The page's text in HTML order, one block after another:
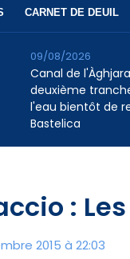
CARNET DE DEUIL
Canal de
deuxième
l'eau bientôt de
Bastelica
09/08/2026
:
2015 à 22:03